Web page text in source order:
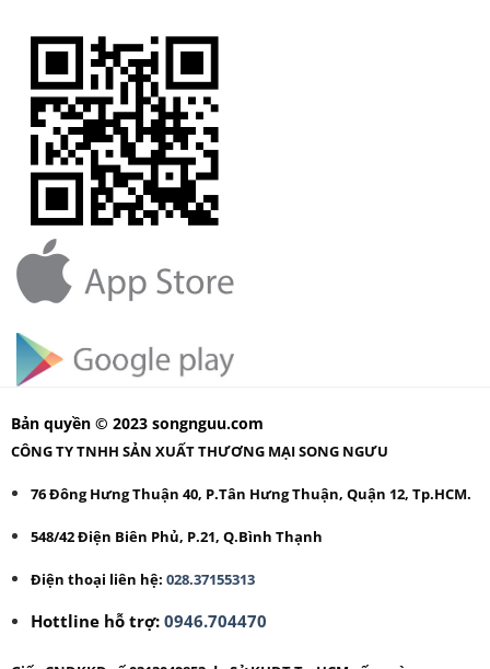
Bản quyền © 2023 songnguu.com
CÔNG TY TNHH SẢN XUẤT THƯƠNG MẠI SONG NGƯU
76 Đông Hưng Thuận 40, P.Tân Hưng Thuận, Quận 12, Tp.HCM.
548/42 Điện Biên Phủ, P.21, Q.Bình Thạnh
Điện thoại liên hệ: 028.37155313
Hottline hỗ trợ: 0946.704470